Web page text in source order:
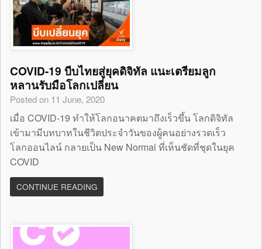
COVID-19 บีบไทยสู่ยุคดิจิทัล แนะเตรียมลูก
หลานรับมือโลกเปลี่ยน
Posted on 11 June, 2020
เมื่อ COVID-19 ทำให้โลกอนาคตมาถึงเร็วขึ้น โลกดิจิทัล
เข้ามามีบทบาทในชีวิตประจำวันของผู้คนอย่างรวดเร็ว
โลกออนไลน์ กลายเป็น New Normal ที่เห็นชัดที่ชุดในยุค
COVID
CONTINUE READING